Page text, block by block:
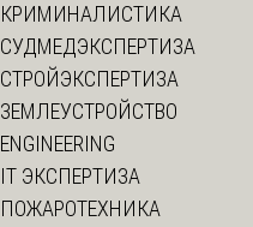
КРИМИНАЛИСТИКА
СУДМЕДЭКСПЕРТИЗА
СТРОЙЭКСПЕРТИЗА
ЗЕМЛЕУСТРОЙСТВО
ENGINEERING
IT ЭКСПЕРТИЗА
ПОЖАРОТЕХНИКА